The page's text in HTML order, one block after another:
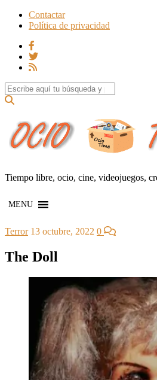
Contactar
Política de privacidad
Search for:
Tiempo libre, ocio, cine, videojuegos,
MENU
Terror 13 octubre, 2022 0
The Doll